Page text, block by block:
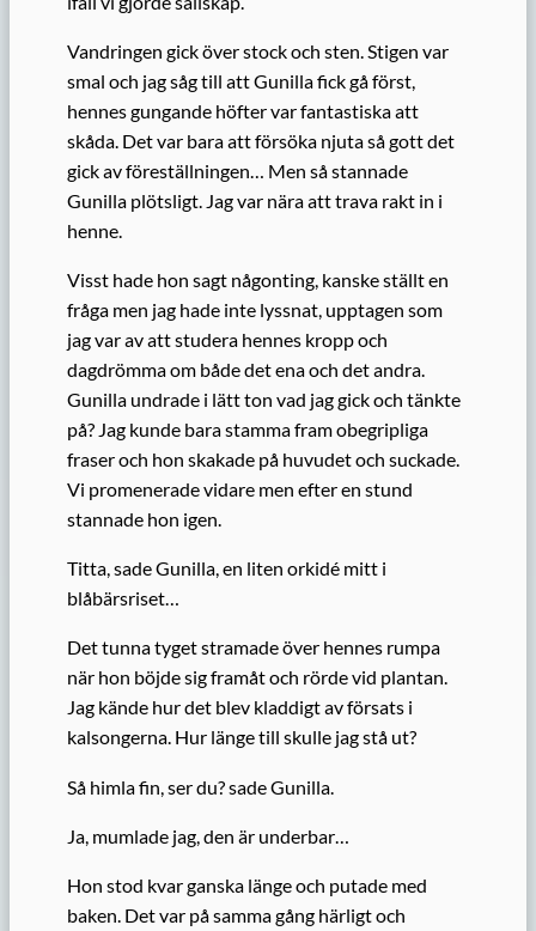
Vandringen gick över stock och sten. Stigen var
smal och jag såg till att Gunilla fick gå först,
hennes gungande höfter var fantastiska att
skåda. Det var bara att försöka njuta så gott det
gick av föreställningen… Men så stannade
Gunilla plötsligt. Jag var nära att trava rakt in i
henne.
Visst hade hon sagt någonting, kanske ställt en
fråga men jag hade inte lyssnat, upptagen som
jag var av att studera hennes kropp och
dagdrömma om både det ena och det andra.
Gunilla undrade i lätt ton vad jag gick och tänkte
på? Jag kunde bara stamma fram obegripliga
fraser och hon skakade på huvudet och suckade.
Vi promenerade vidare men efter en stund
stannade hon igen.
Titta, sade Gunilla, en liten orkidé mitt i
blåbärsriset…
Det tunna tyget stramade över hennes rumpa
när hon böjde sig framåt och rörde vid plantan.
Jag kände hur det blev kladdigt av försats i
kalsongerna. Hur länge till skulle jag stå ut?
Så himla fin, ser du? sade Gunilla.
Ja, mumlade jag, den är underbar…
Hon stod kvar ganska länge och putade med
baken. Det var på samma gång härligt och